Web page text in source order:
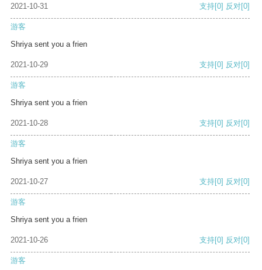
2021-10-31 支持[0] 反对[0]
游客
Shriya sent you a frien
2021-10-29 支持[0] 反对[0]
游客
Shriya sent you a frien
2021-10-28 支持[0] 反对[0]
游客
Shriya sent you a frien
2021-10-27 支持[0] 反对[0]
游客
Shriya sent you a frien
2021-10-26 支持[0] 反对[0]
游客